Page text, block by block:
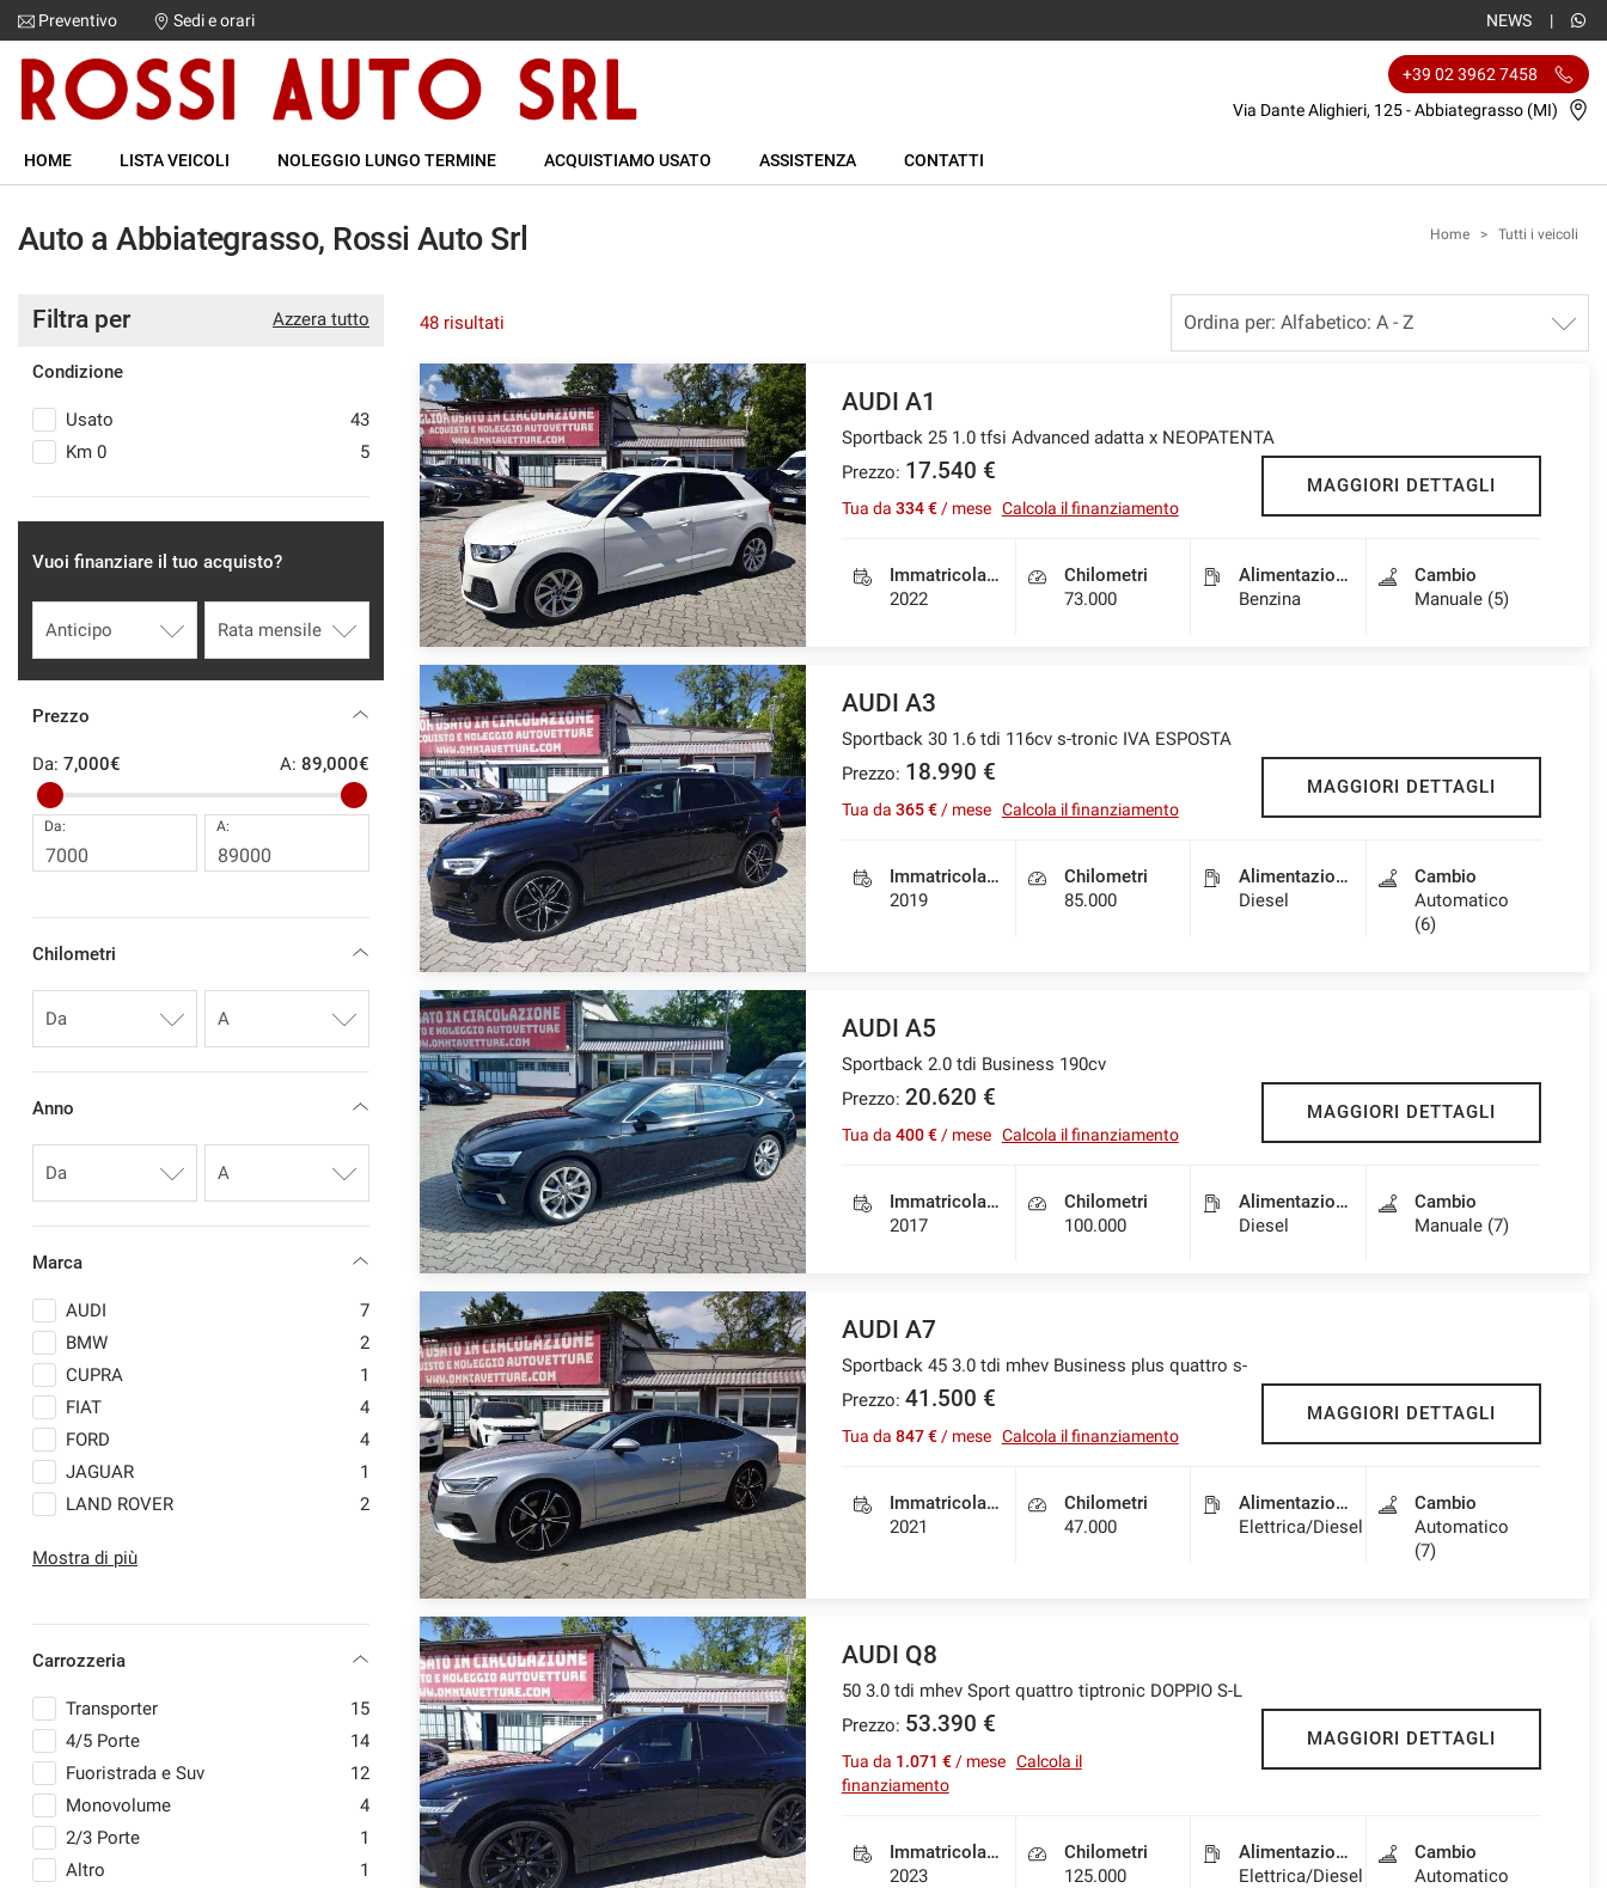
HOME
LISTA VEICOLI
NOLEGGIO LUNGO TERMINE
ACQUISTIAMO USATO
ASSISTENZA
CONTATTI
Preventivo Sedi e orari NEWS
+39 02 3962 7458
Via Dante Alighieri, 125 - Abbiategrasso (MI)
HOME LISTA VEICOLI NOLEGGIO LUNGO TERMINE ACQUISTIAMO USATO ASSISTENZA CONTATTI
Auto a Abbiategrasso, Rossi Auto Srl Home > Tutti i veicoli
Azzera tutto
Filtra per
Condizione
Usato
43
Km 0
5
Vuoi finanziare il tuo acquisto?
Prezzo
Da: 7,000€ A: 89,000€
Da: A:
Chilometri
Anno
Marca
AUDI
7
BMW
2
CUPRA
1
FIAT
4
FORD
4
JAGUAR
1
LAND ROVER
2
MAXUS
MINI
4
PEUGEOT
2
PIAGGIO
8
PORSCHE
3
TOYOTA
1
VOLKSWAGEN
1
VOLVO
1
Mostra di più
Carrozzeria
Transporter
15
4/5 Porte
14
Fuoristrada e Suv
12
Monovolume
4
2/3 Porte
1
Altro
1
48 risultati
AUDI A1
Sportback 25 1.0 tfsi Advanced adatta x NEOPATENTA
Prezzo: 17.540 €
Tua da 334 €/ mese Calcola il finanziamento
MAGGIORI DETTAGLI
Immatricolazione
2022
Chilometri
73.000
Alimentazione
Benzina
Cambio
Manuale (5)
AUDI A3
Sportback 30 1.6 tdi 116cv s-tronic IVA ESPOSTA
Prezzo: 18.990 €
Tua da 365 €/ mese Calcola il finanziamento
MAGGIORI DETTAGLI
Immatricolazione
2019
Chilometri
85.000
Alimentazione
Diesel
Cambio
Automatico
(6)
AUDI A5
Sportback 2.0 tdi Business 190cv
Prezzo: 20.620 €
Tua da 400 €/ mese Calcola il finanziamento
MAGGIORI DETTAGLI
Immatricolazione
2017
Chilometri
100.000
Alimentazione
Diesel
Cambio
Manuale (7)
AUDI A7
Sportback 45 3.0 tdi mhev Business plus quattro s-
Prezzo: 41.500 €
Tua da 847 €/ mese Calcola il finanziamento
MAGGIORI DETTAGLI
Immatricolazione
2021
Chilometri
47.000
Alimentazione
Elettrica/Diesel
Cambio
Automatico
(7)
AUDI Q8
50 3.0 tdi mhev Sport quattro tiptronic DOPPIO S-L
Prezzo: 53.390 €
Tua da 1.071 €/ mese Calcola il
finanziamento
MAGGIORI DETTAGLI
Immatricolazione
2023
Chilometri
125.000
Alimentazione
Elettrica/Diesel
Cambio
Automatico
Le
tue
preferenze
di
Il
pannello
ti
di
esprimere
tue
di
consenso
tecnologie
di
che
offrire
le
funzionalità
e
le
attività
di
seguito
descritte.
Per
informazioni
e
sul
funzionamento
di
strumenti
di
tracciamento
cookie
rivedere
e
modificare
le
tue
scelte
in
qualsiasi
Cookie delle preferenze
Cookie per il miglioramento dell'esperienza utente